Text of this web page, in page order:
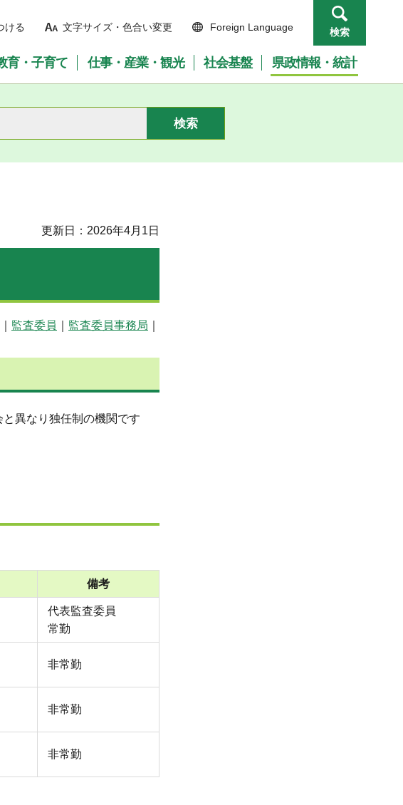
ける 文字サイズ・色合い変更 Foreign Language 検索
育・子育て 仕事・産業・観光 社会基盤 県政情報・統計
更新日：2026年4月1日
監査委員 監査委員事務局
異なり独任制の機関です
備考
代表監査委員
常勤
非常勤
非常勤
非常勤